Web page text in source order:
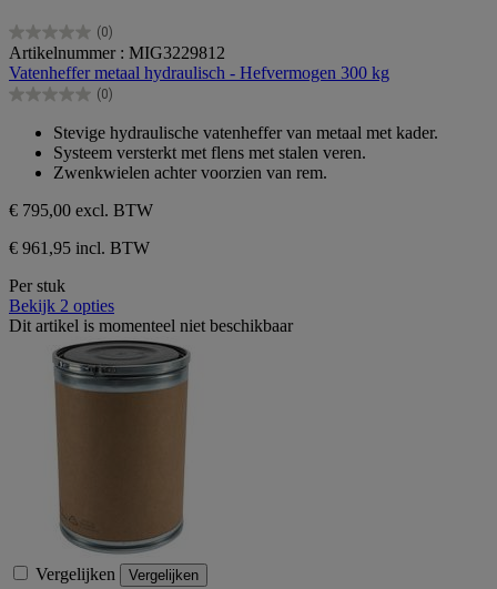
(0)
0.0
van
de
5
Artikelnummer : MIG3229812
Vatenheffer metaal hydraulisch - Hefvermogen 300 kg
(0)
0.0
sterren.
Stevige hydraulische vatenheffer van metaal met kader.
Systeem versterkt met flens met stalen veren.
Zwenkwielen achter voorzien van rem.
€ 795,00 excl. BTW
€ 961,95 incl. BTW
Per stuk
Bekijk 2 opties
Dit artikel is momenteel niet beschikbaar
Vergelijken Vergelijken